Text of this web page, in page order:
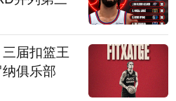
届扣篮王
俱乐部